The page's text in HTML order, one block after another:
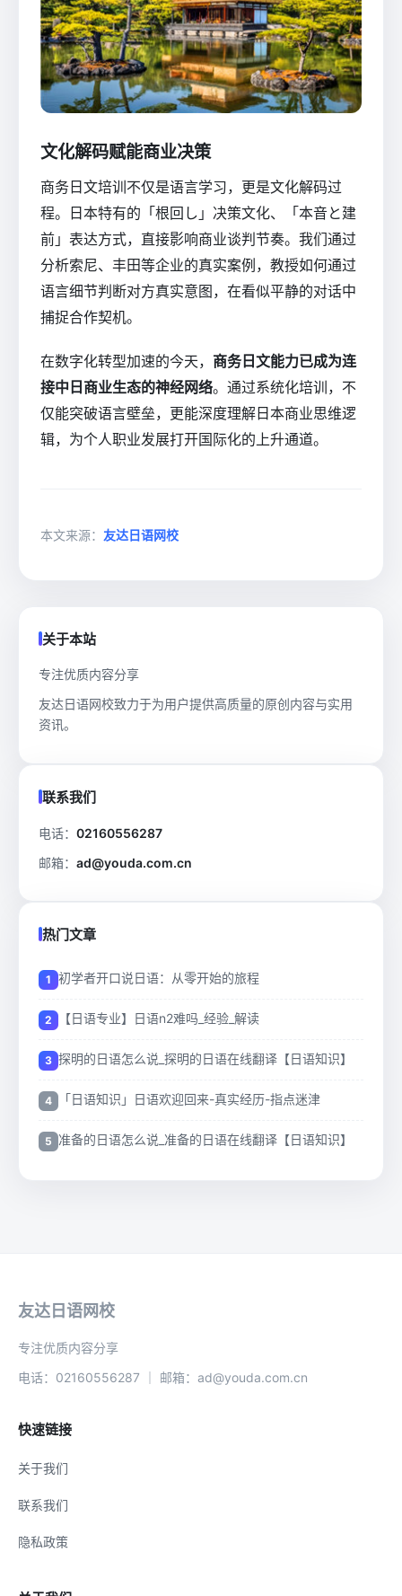
文化解码赋能商业决策
商务日文培训不仅是语言学习，更是文化解码过
程。日本特有的「根回し」决策文化、「本音と建
前」表达方式，直接影响商业谈判节奏。我们通过
分析索尼、丰田等企业的真实案例，教授如何通过
语言细节判断对方真实意图，在看似平静的对话中
捕捉合作契机。
在数字化转型加速的今天， 商务日文能力已成为连
接中日商业生态的神经网络。通过系统化培训，不
仅能突破语言壁垒，更能深度理解日本商业思维逻
辑，为个人职业发展打开国际化的上升通道。
本文来源： 友达日语网校
关于本站
专注优质内容分享
友达日语网校致力于为用户提供高质量的原创内容与实用
资讯。
联系我们
电话： 02160556287
邮箱： ad@youda.com.cn
热门文章
初学者开口说日语：从零开始的旅程
【日语专业】日语n2难吗_经验_解读
探明的日语怎么说_探明的日语在线翻译【日语知识】
「日语知识」日语欢迎回来-真实经历-指点迷津
准备的日语怎么说_准备的日语在线翻译【日语知识】
友达日语网校
专注优质内容分享
电话：02160556287 ｜ 邮箱：ad@youda.com.cn
快速链接
关于我们
联系我们
隐私政策